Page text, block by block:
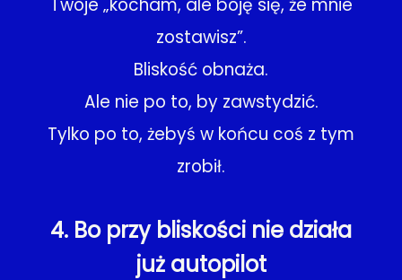
Twoje „kocham, ale boję się, że mnie
zostawisz”.
Bliskość obnaża.
Ale nie po to, by zawstydzić.
Tylko po to, żebyś w końcu coś z tym
zrobił.
4. Bo przy bliskości nie działa
już autopilot